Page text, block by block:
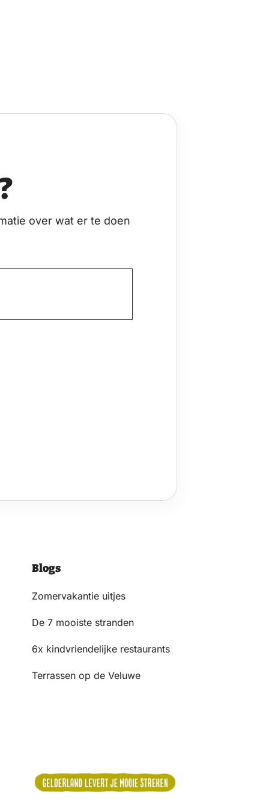
over wat er te doen
Blogs
Zomervakantie uitjes
De 7 mooiste stranden
6x kindvriendelijke restaurants
Terrassen op de Veluwe